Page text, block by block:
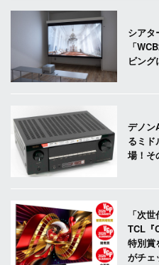
シアタ
「
ビン
デノン
るミド
場！そ
「次
TCL『
特別賞
がチェ